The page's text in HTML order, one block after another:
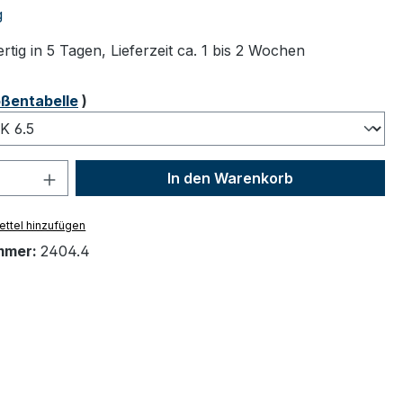
Bewertung von 5 von 5 Sternen
in 5 Tagen, Lieferzeit ca. 1 bis 2 Wochen
)
Anzahl: Gib den gewünschten Wert
In den Warenkorb
hinzufügen
2404.4